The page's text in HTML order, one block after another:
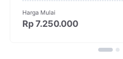
Harga Mulai
Rp 7.250.000